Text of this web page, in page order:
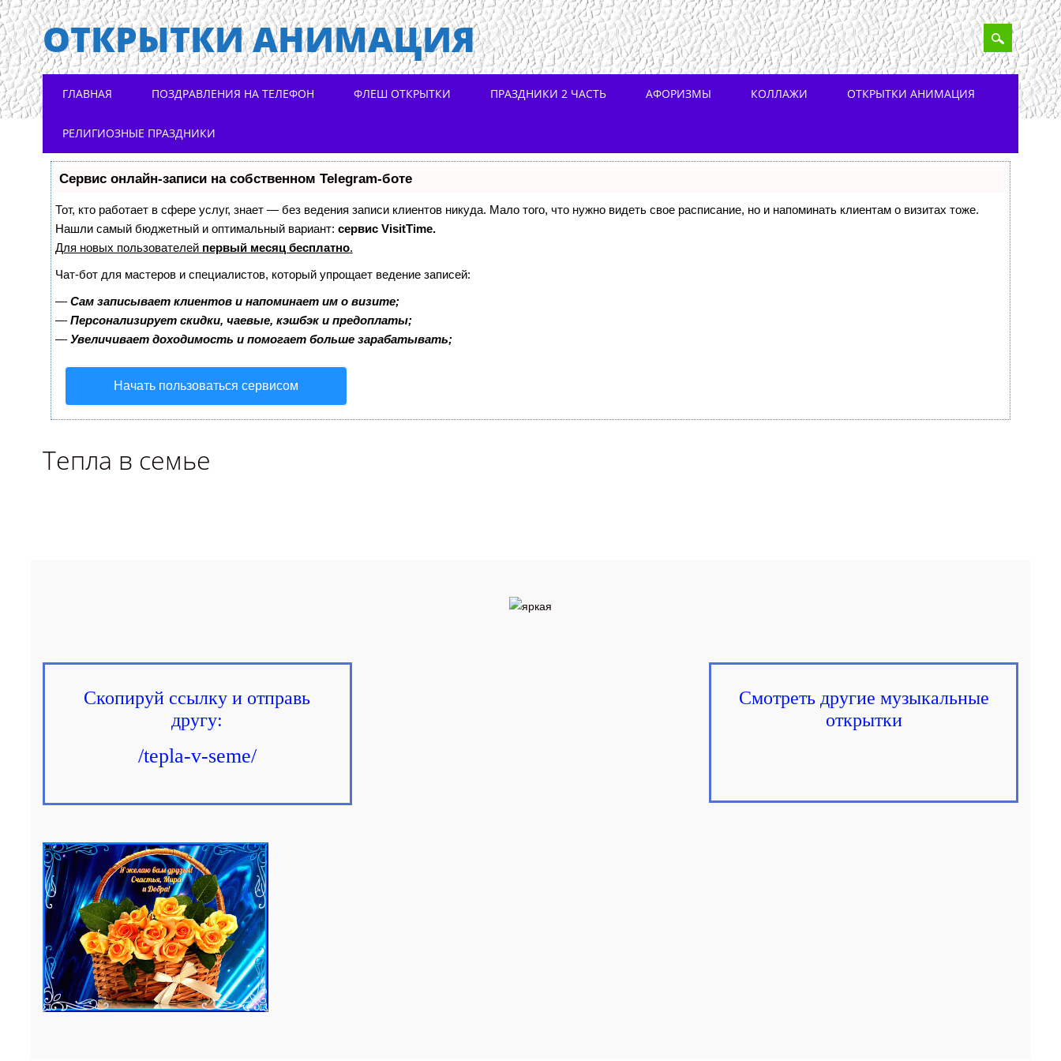
ОТКРЫТКИ АНИМАЦИЯ
Main menu
Skip to content
ГЛАВНАЯ ПОЗДРАВЛЕНИЯ НА ТЕЛЕФОН ФЛЕШ ОТКРЫТКИ ПРАЗДНИКИ 2 ЧАСТЬ АФОРИЗМЫ КОЛЛАЖИ ОТКРЫТКИ АНИМАЦИЯ
РЕЛИГИОЗНЫЕ ПРАЗДНИКИ
Сервис онлайн-записи на собственном Telegram-боте
Тот, кто работает в сфере услуг, знает — без ведения записи клиентов никуда. Мало того, что нужно видеть свое расписание, но и напоминать клиентам о визитах тоже.
Нашли самый бюджетный и оптимальный вариант: сервис VisitTime.
Для новых пользователей первый месяц бесплатно.
Чат-бот для мастеров и специалистов, который упрощает ведение записей:
— Сам записывает клиентов и напоминает им о визите;
— Персонализирует скидки, чаевые, кэшбэк и предоплаты;
— Увеличивает доходимость и помогает больше зарабатывать;
Начать пользоваться сервисом
Тепла в семье
Скопируй ссылку и отправь
другу:
/tepla-v-seme/
Смотреть другие музыкальные
открытки